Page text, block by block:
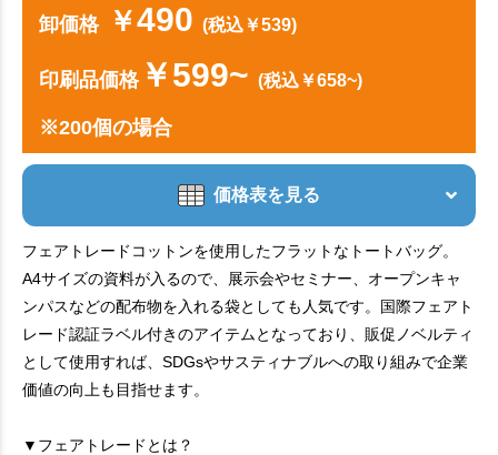
卸価格 ￥490 (税込￥539)
印刷品価格￥599~ (税込￥658~)
※200個の場合
価格表を見る
フェアトレードコットンを使用したフラットなトートバッグ。
A4サイズの資料が入るので、展示会やセミナー、オープンキャ
ンパスなどの配布物を入れる袋としても人気です。国際フェアト
レード認証ラベル付きのアイテムとなっており、販促ノベルティ
として使用すれば、SDGsやサスティナブルへの取り組みで企業
価値の向上も目指せます。
▼フェアトレードとは？